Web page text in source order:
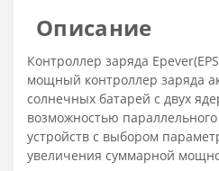
Описание
Контроллер заряда
мощный контроллер заряда
солнечных батарей с двух
возможностью
устройств с выбором
увеличения суммарной